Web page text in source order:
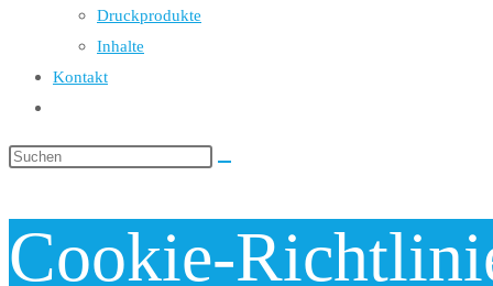
Druckprodukte
Inhalte
Kontakt
umschalten
Diese
durchsuchen
Cookie-